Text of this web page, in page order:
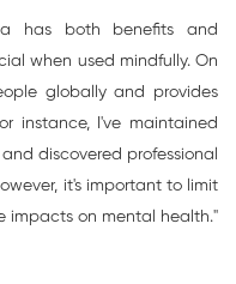
has both benefits and
when used mindfully. On
globally and provides
instance, I've maintained
discovered professional
it's important to limit
impacts on mental health."